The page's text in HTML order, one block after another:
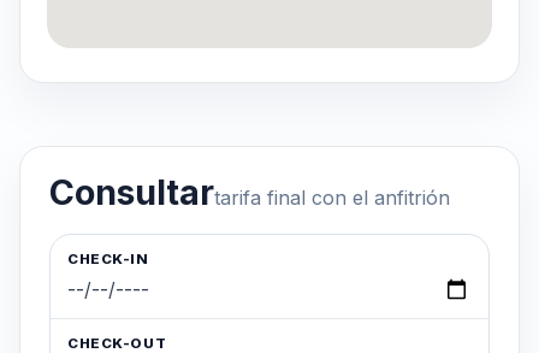
Consultartarifa final con el anfitrión
CHECK-IN
CHECK-OUT